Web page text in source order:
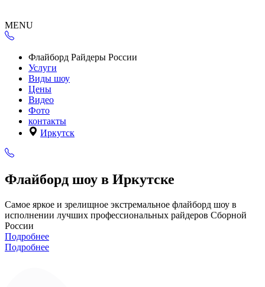
MENU
Флайборд Райдеры России
Услуги
Виды шоу
Цены
Видео
Фото
контакты
Иркутск
Флайборд шоу в Иркутске
Самое яркое и зрелищное экстремальное флайборд шоу в
исполнении лучших профессиональных райдеров Сборной
России
Подробнее
Подробнее